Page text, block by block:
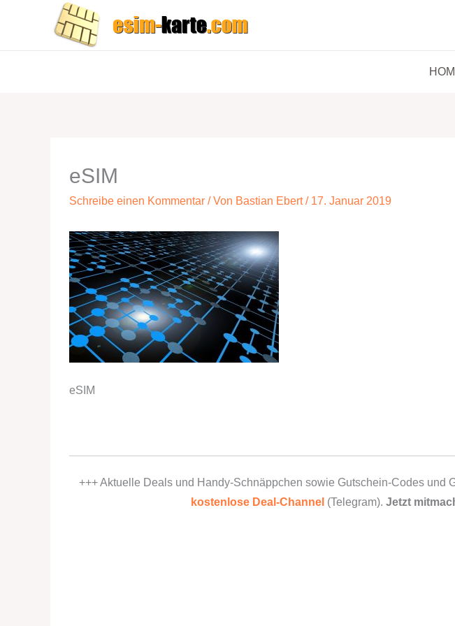
eSIM
Schreibe einen Kommentar / Von Bastian Ebert/ 17. Januar 2019
eSIM
+++ Aktuelle Deals und Handy-Schnäppchen sowie Gutschein-Codes und
kostenlose Deal-Channel (Telegram). Jetzt